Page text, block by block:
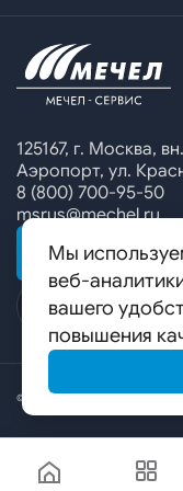
Сбор
Специальные
Калькулятор
Ижсталь
Уральская кузница
Белорецкий
Гурьевский филиал
125167, г. Москва,
Аэропорт, ул.
8 (800) 700-95-50
msrus@mechel.ru
© ООО «Мечел-
Мы
веб-
вашего
повышения